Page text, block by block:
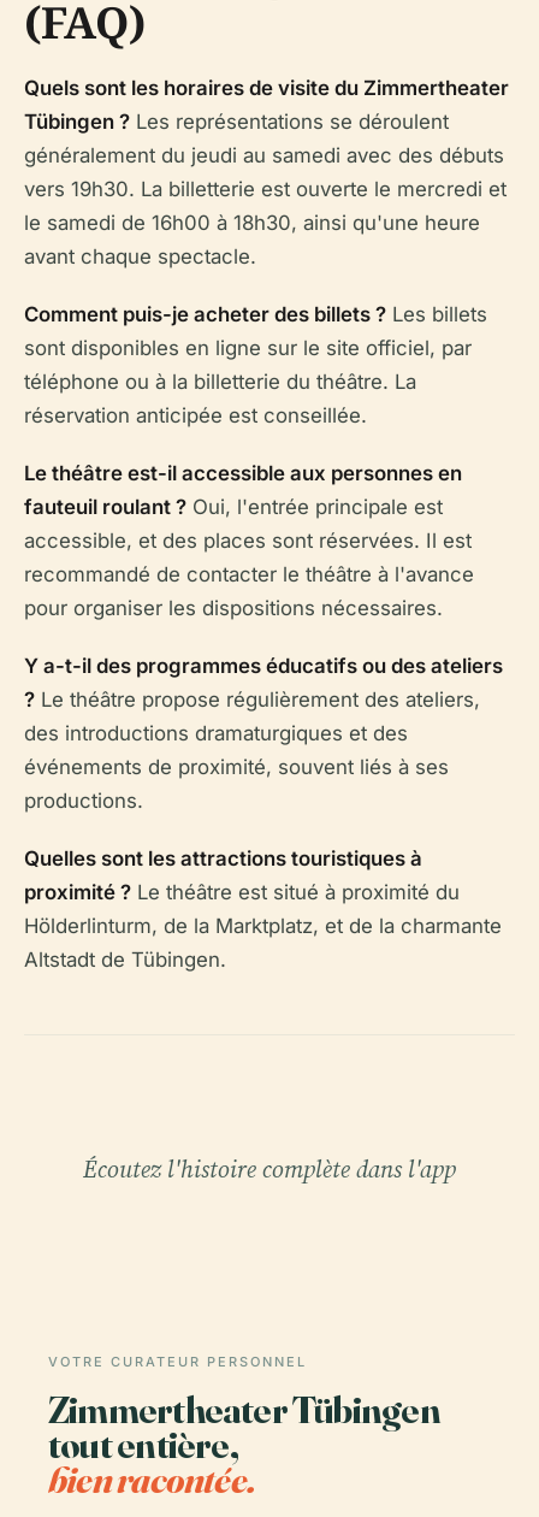
(FAQ)
Quels sont les horaires de visite du Zimmertheater
Tübingen ? Les représentations se déroulent
généralement du jeudi au samedi avec des débuts
vers 19h30. La billetterie est ouverte le mercredi et
le samedi de 16h00 à 18h30, ainsi qu'une heure
avant chaque spectacle.
Comment puis-je acheter des billets ? Les billets
sont disponibles en ligne sur le site officiel, par
téléphone ou à la billetterie du théâtre. La
réservation anticipée est conseillée.
Le théâtre est-il accessible aux personnes en
fauteuil roulant ? Oui, l'entrée principale est
accessible, et des places sont réservées. Il est
recommandé de contacter le théâtre à l'avance
pour organiser les dispositions nécessaires.
Y a-t-il des programmes éducatifs ou des ateliers
? Le théâtre propose régulièrement des ateliers,
des introductions dramaturgiques et des
événements de proximité, souvent liés à ses
productions.
Quelles sont les attractions touristiques à
proximité ? Le théâtre est situé à proximité du
Hölderlinturm, de la Marktplatz, et de la charmante
Altstadt de Tübingen.
Écoutez l'histoire complète dans l'app
VOTRE CURATEUR PERSONNEL
Zimmertheater Tübingen
tout entière,
bien racontée.